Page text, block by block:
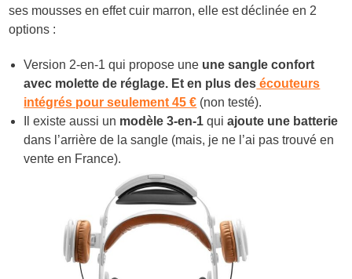
ses mousses en effet cuir marron, elle est déclinée en 2
options :
Version 2-en-1 qui propose une une sangle confort
avec molette de réglage. Et en plus des écouteurs
intégrés pour seulement 45 € (non testé).
Il existe aussi un modèle 3-en-1 qui ajoute une batterie
dans l’arrière de la sangle (mais, je ne l’ai pas trouvé en
vente en France).